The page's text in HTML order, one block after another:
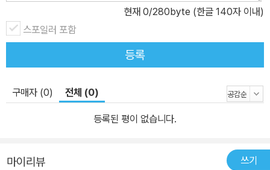
현재 0/280byte (한글 140자 이내)
스포일러 포함
등록
구매자 (0) 전체 (0)
등록된 평이 없습니다.
마이리뷰 쓰기